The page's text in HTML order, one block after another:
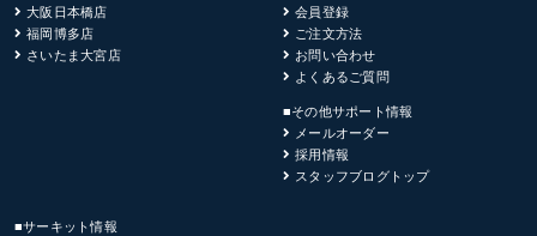
大阪日本橋店
福岡博多店
さいたま大宮店
会員登録
ご注文方法
お問い合わせ
よくあるご質問
■その他サポート情報
メールオーダー
採用情報
スタッフブログトップ
■サーキット情報